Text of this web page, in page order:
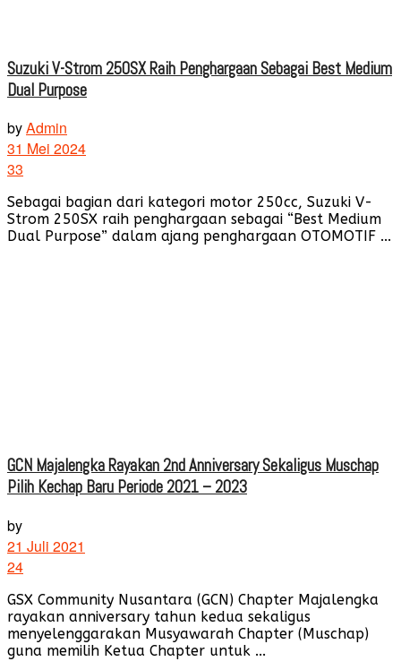
Suzuki V-Strom 250SX Raih Penghargaan Sebagai Best Medium
Dual Purpose
byAdmin
31 Mei 2024
33
Sebagai bagian dari kategori motor 250cc, Suzuki V-
Strom 250SX raih penghargaan sebagai “Best Medium
Dual Purpose” dalam ajang penghargaan OTOMOTIF ...
GCN Majalengka Rayakan 2nd Anniversary Sekaligus Muschap
Pilih Kechap Baru Periode 2021 – 2023
by
21 Juli 2021
24
GSX Community Nusantara (GCN) Chapter Majalengka
rayakan anniversary tahun kedua sekaligus
menyelenggarakan Musyawarah Chapter (Muschap)
guna memilih Ketua Chapter untuk ...